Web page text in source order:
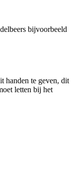
bijvoorbeeld
handen te geven, dit
letten bij het